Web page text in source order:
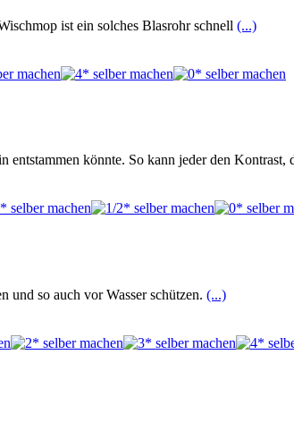
ist ein solches Blasrohr schnell (...)
entstammen könnte. So kann jeder den Kontrast,
und so auch vor Wasser schützen. (...)